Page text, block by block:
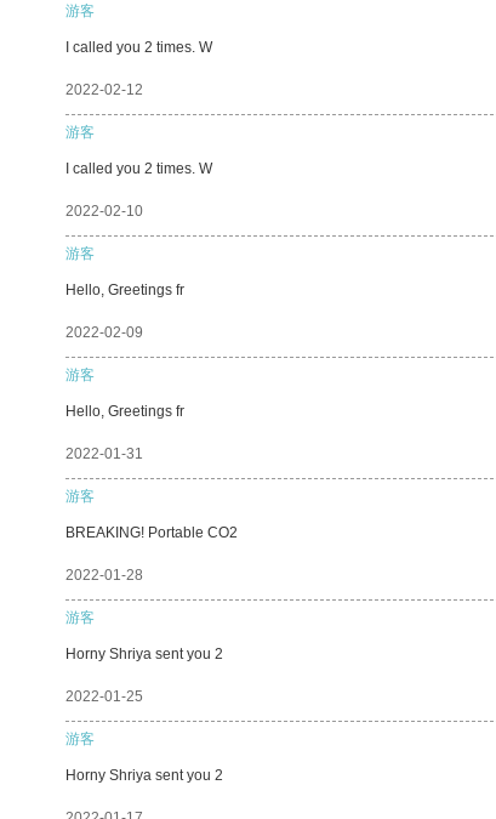
游客
I called you 2 times. W
2022-02-12
游客
I called you 2 times. W
2022-02-10
游客
Hello, Greetings fr
2022-02-09
游客
Hello, Greetings fr
2022-01-31
游客
BREAKING! Portable CO2
2022-01-28
游客
Horny Shriya sent you 2
2022-01-25
游客
Horny Shriya sent you 2